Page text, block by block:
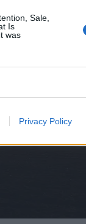
Sale,
Is
was
Privacy Policy